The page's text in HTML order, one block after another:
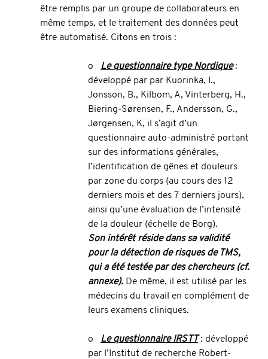
être remplis par un groupe de collaborateurs en
même temps, et le traitement des données peut
être automatisé. Citons en trois :
o Le questionnaire type Nordique :
développé par par Kuorinka, I.,
Jonsson, B., Kilbom, A, Vinterberg, H.,
Biering-Sørensen, F., Andersson, G.,
Jørgensen, K, il s’agit d’un
questionnaire auto-administré portant
sur des informations générales,
l’identification de gênes et douleurs
par zone du corps (au cours des 12
derniers mois et des 7 derniers jours),
ainsi qu’une évaluation de l’intensité
de la douleur (échelle de Borg).
Son intérêt réside dans sa validité
pour la détection de risques de TMS,
qui a été testée par des chercheurs (cf.
annexe). De même, il est utilisé par les
médecins du travail en complément de
leurs examens cliniques.
o Le questionnaire IRSTT : développé
par l’Institut de recherche Robert-